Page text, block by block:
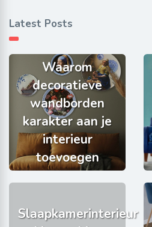
Latest Posts
Waarom
decoratieve
wandborden
karakter aan je
interieur
toevoegen
Slaapkamerinterieur